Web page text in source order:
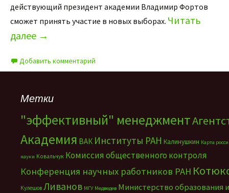
действующий президент академии Владимир Фортов
сможет принять участие в новых выборах. Читать
далее →
Добавить комментарий
Метки
"эффективный" менеджмент
Академия ВАК Институты РАН Калинушкин Карта
науки Ковальчук Комиссия общественного контроля
Конференция научных работников РАН
Кулешов Ливанов МГУ Медведев Министерство образования и